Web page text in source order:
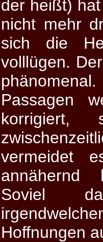
der heißt)
nicht mehr
sich die
volllügen.
Passagen
vermeidet
Soviel
Hoffnungen